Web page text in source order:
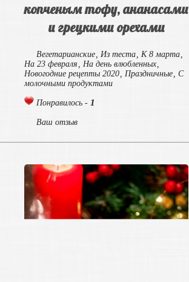
копченым тофу, ананасами
и грецкими орехами
Вегетарианские Из теста К 8 марта
На 23 февраля
На день влюбленных
Новогодние рецепты 2020
Праздничные
С
молочными продуктами
Понравилось -1
Ваш отзыв